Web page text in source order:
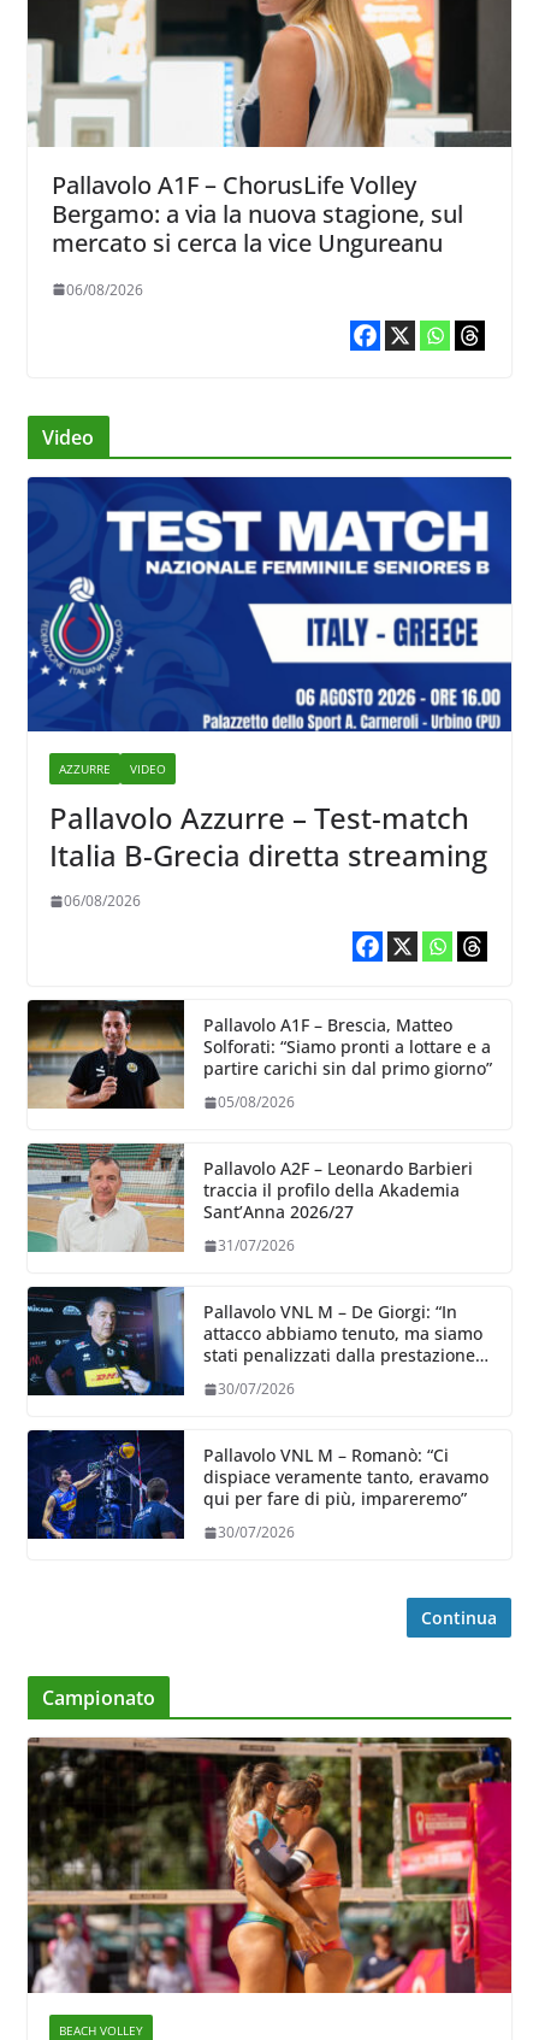
Pallavolo A1F – ChorusLife Volley
Bergamo: a via la nuova stagione, sul
mercato si cerca la vice Ungureanu
06/08/2026
Video
AZZURRE VIDEO
Pallavolo Azzurre – Test-match
Italia B-Grecia diretta streaming
06/08/2026
Pallavolo A1F – Brescia, Matteo
Solforati: “Siamo pronti a lottare e a
partire carichi sin dal primo giorno”
05/08/2026
Pallavolo A2F – Leonardo Barbieri
traccia il profilo della Akademia
Sant’Anna 2026/27
31/07/2026
Pallavolo VNL M – De Giorgi: “In
attacco abbiamo tenuto, ma siamo
stati penalizzati dalla prestazione
30/07/2026
Pallavolo VNL M – Romanò: “Ci
dispiace veramente tanto, eravamo
qui per fare di più, impareremo”
30/07/2026
Continua
Campionato
BEACH VOLLEY